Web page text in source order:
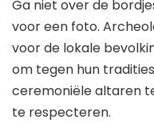
Ga niet over de
voor een foto.
voor de lokale
om tegen hun
ceremoniële altaren
te respecteren.